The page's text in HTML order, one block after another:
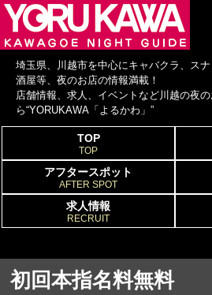
埼玉県、川越市を中心にキャバクラ、ス
酒屋等、夜のお店の情報満載！
店舗情報、求人、イベントなど川越の夜
ら“YORUKAWA「よるかわ」”
TOP
TOP
アフタースポット
AFTER SPOT
求人情報
RECRUIT
初回本指名料無料